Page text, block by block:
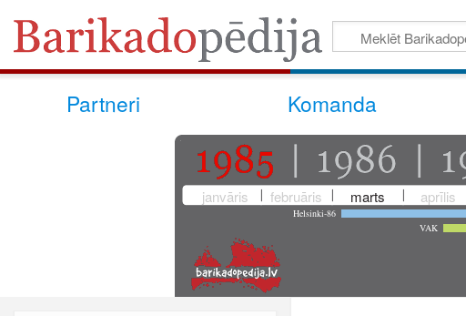
Partneri Komanda
janvāris februāris marts aprīlis
Helsinki-86
VAK